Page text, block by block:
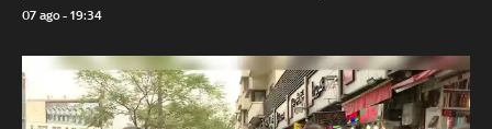
07 ago - 19:34